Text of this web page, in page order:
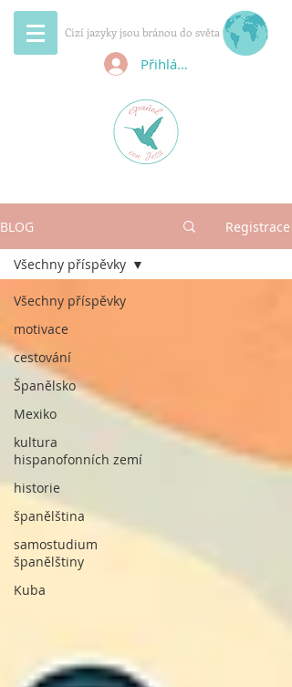
Cizí jazyky jsou bránou do světa
Přihlásit se
BLOG Registrace
Všechny příspěvky
motivace
cestování
Španělsko
Mexiko
kultura
hispanofonních zemí
historie
španělština
samostudium
španělštiny
Kuba
Všechny příspěvky